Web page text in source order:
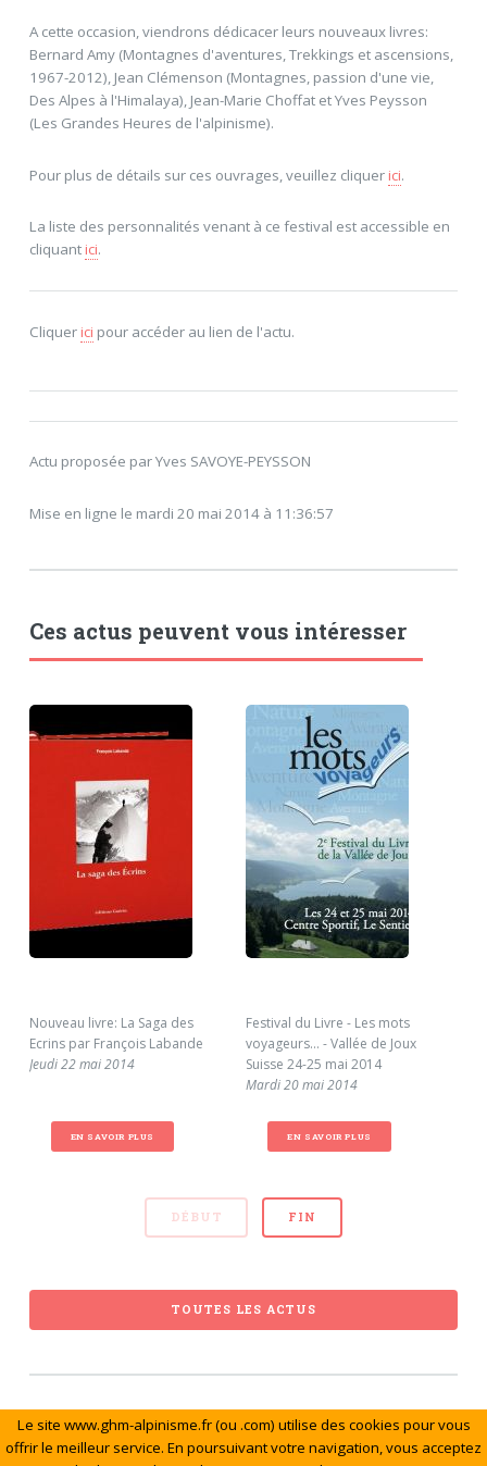
A cette occasion, viendrons dédicacer leurs nouveaux livres:
Bernard Amy (Montagnes d'aventures, Trekkings et ascensions,
1967-2012), Jean Clémenson (Montagnes, passion d'une vie,
Des Alpes à l'Himalaya), Jean-Marie Choffat et Yves Peysson
(Les Grandes Heures de l'alpinisme).
Pour plus de détails sur ces ouvrages, veuillez cliquerici.
La liste des personnalités venant à ce festival est accessible en
cliquantici.
Cliquerici pour accéder au lien de l'actu.
Actu proposée par Yves SAVOYE-PEYSSON
Mise en ligne le mardi 20 mai 2014 à 11:36:57
Ces actus peuvent vous intéresser
Nouveau livre: La Saga des
Ecrins par François Labande
Jeudi 22 mai 2014
EN SAVOIR PLUS
Festival du Livre - Les mots
voyageurs... - Vallée de Joux
Suisse 24-25 mai 2014
Mardi 20 mai 2014
EN SAVOIR PLUS
DÉBUT FIN
TOUTES LES ACTUS
© Le Groupe de Haute Montagne. Tous droits réservés.
Le site www.ghm-alpinisme.fr (ou .com) utilise des cookies pour vous
offrir le meilleur service. En poursuivant votre navigation, vous acceptez